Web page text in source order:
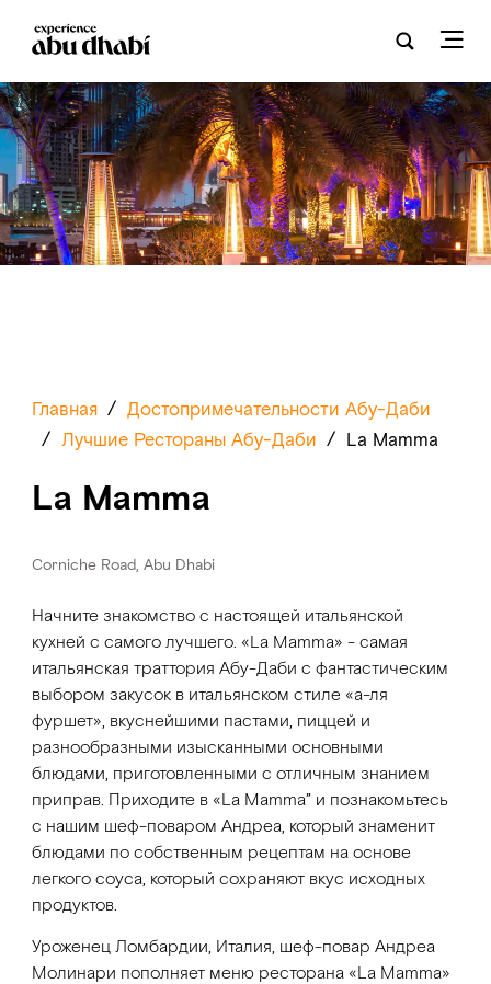
Главная / Достопримечательности Абу-Даби
/ Лучшие Рестораны Абу-Даби / La Mamma
La Mamma
Corniche Road, Abu Dhabi
Начните знакомство с настоящей итальянской
кухней с самого лучшего. «La Mamma» - самая
итальянская траттория Абу-Даби с фантастическим
выбором закусок в итальянском стиле «а-ля
фуршет», вкуснейшими пастами, пиццей и
разнообразными изысканными основными
блюдами, приготовленными с отличным знанием
приправ. Приходите в «La Mamma” и познакомьтесь
с нашим шеф-поваром Андреа, который знаменит
блюдами по собственным рецептам на основе
легкого соуса, который сохраняют вкус исходных
продуктов.
Уроженец Ломбардии, Италия, шеф-повар Андреа
Молинари пополняет меню ресторана «La Mamma»